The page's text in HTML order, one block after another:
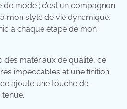
de mode ; c’est un compagnon
mon style de vie dynamique,
à chaque étape de mon
des matériaux de qualité, ce
impeccables et une finition
ajoute une touche de